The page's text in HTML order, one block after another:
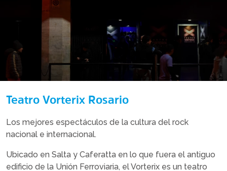
Teatro Vorterix Rosario
Los mejores espectáculos de la cultura del rock
nacional e internacional.
Ubicado en Salta y Caferatta en lo que fuera el antiguo
edificio de la Unión Ferroviaria, el Vorterix es un teatro